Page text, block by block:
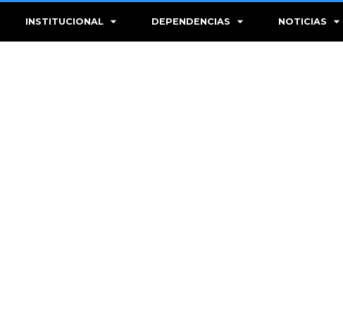
INSTITUCIONAL DEPENDENCIAS NOTICIAS